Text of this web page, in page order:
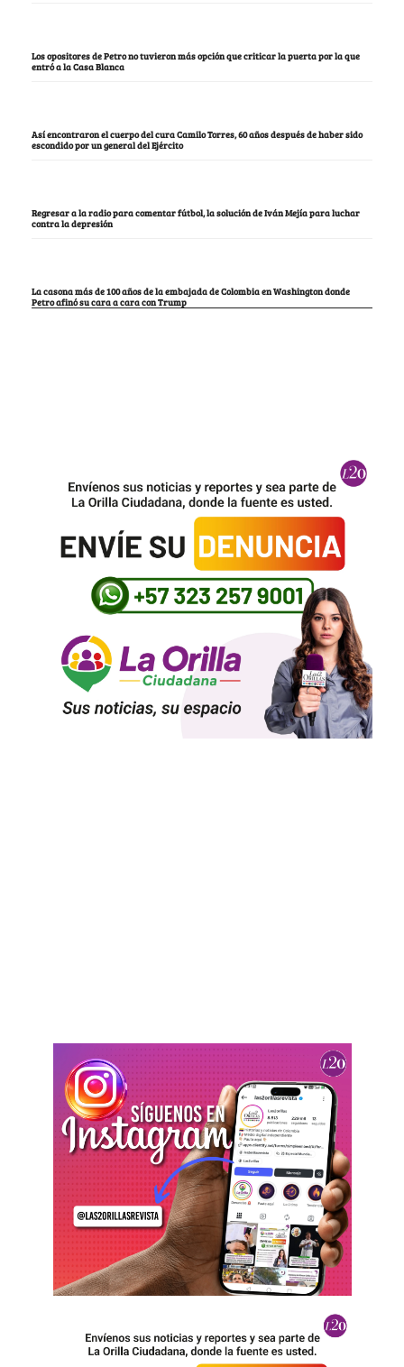
Los opositores de Petro no tuvieron más opción que criticar la puerta por la que
entró a la Casa Blanca
Así encontraron el cuerpo del cura Camilo Torres, 60 años después de haber sido
escondido por un general del Ejército
Regresar a la radio para comentar fútbol, la solución de Iván Mejía para luchar
contra la depresión
La casona más de 100 años de la embajada de Colombia en Washington donde
Petro afinó su cara a cara con Trump